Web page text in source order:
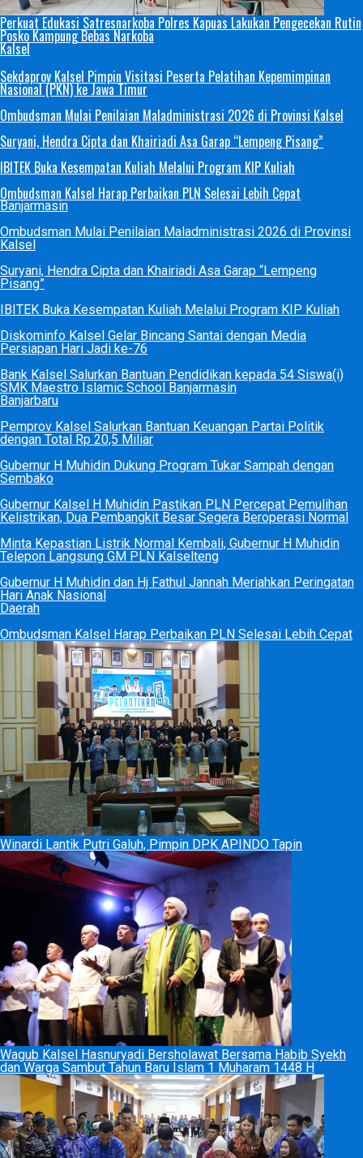
Perkuat Edukasi Satresnarkoba Polres Kapuas Lakukan Pengecekan Rutin
Posko Kampung Bebas Narkoba
Kalsel
Sekdaprov Kalsel Pimpin Visitasi Peserta Pelatihan Kepemimpinan
Nasional (PKN) ke Jawa Timur
Ombudsman Mulai Penilaian Maladministrasi 2026 di Provinsi Kalsel
Suryani, Hendra Cipta dan Khairiadi Asa Garap “Lempeng Pisang”
IBITEK Buka Kesempatan Kuliah Melalui Program KIP Kuliah
Ombudsman Kalsel Harap Perbaikan PLN Selesai Lebih Cepat
Banjarmasin
Ombudsman Mulai Penilaian Maladministrasi 2026 di Provinsi
Kalsel
Suryani, Hendra Cipta dan Khairiadi Asa Garap “Lempeng
Pisang”
IBITEK Buka Kesempatan Kuliah Melalui Program KIP Kuliah
Diskominfo Kalsel Gelar Bincang Santai dengan Media
Persiapan Hari Jadi ke-76
Bank Kalsel Salurkan Bantuan Pendidikan kepada 54 Siswa(i)
SMK Maestro Islamic School Banjarmasin
Banjarbaru
Pemprov Kalsel Salurkan Bantuan Keuangan Partai Politik
dengan Total Rp 20,5 Miliar
Gubernur H Muhidin Dukung Program Tukar Sampah dengan
Sembako
Gubernur Kalsel H Muhidin Pastikan PLN Percepat Pemulihan
Kelistrikan, Dua Pembangkit Besar Segera Beroperasi Normal
Minta Kepastian Listrik Normal Kembali, Gubernur H Muhidin
Telepon Langsung GM PLN Kalselteng
Gubernur H Muhidin dan Hj Fathul Jannah Meriahkan Peringatan
Hari Anak Nasional
Daerah
Ombudsman Kalsel Harap Perbaikan PLN Selesai Lebih Cepat
Winardi Lantik Putri Galuh, Pimpin DPK APINDO Tapin
Wagub Kalsel Hasnuryadi Bersholawat Bersama Habib Syekh
dan Warga Sambut Tahun Baru Islam 1 Muharam 1448 H